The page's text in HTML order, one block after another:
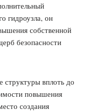
гидроузла, он
собственной
безопасности
структуры вплоть до
повышения
создания